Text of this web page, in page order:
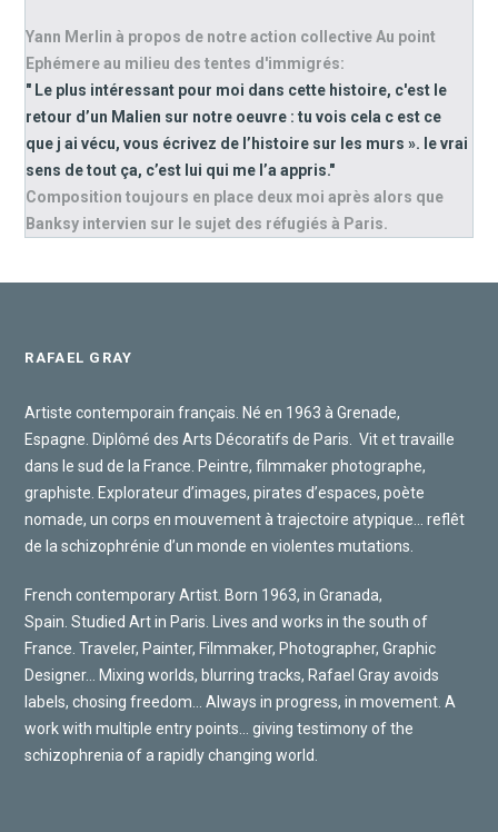
Yann Merlin à propos de notre action collective Au point
Ephémere au milieu des tentes d'immigrés:
" Le plus intéressant pour moi dans cette histoire, c'est le
retour d’un Malien sur notre oeuvre : tu vois cela c est ce
que j ai vécu, vous écrivez de l’histoire sur les murs ». le vrai
sens de tout ça, c’est lui qui me l’a appris."
Composition toujours en place deux moi après alors que
Banksy intervien sur le sujet des réfugiés à Paris.
RAFAEL GRAY
Artiste contemporain français. Né en 1963 à Grenade,
Espagne. Diplômé des Arts Décoratifs de Paris.
Vit et travaille
dans le sud de la France. Peintre, filmmaker photographe,
graphiste. Explorateur d’images, pirates d’espaces, poète
nomade, un corps en mouvement à trajectoire atypique… reflêt
de la schizophrénie d’un monde en violentes mutations.
French contemporary Artist. Born 1963, in Granada,
Spain. Studied Art in Paris. Lives and works in the south of
France. Traveler, Painter, Filmmaker, Photographer, Graphic
Designer… Mixing worlds, blurring tracks, Rafael Gray avoids
labels, chosing freedom… Always in progress, in movement. A
work with multiple entry points… giving testimony of the
schizophrenia of a rapidly changing world.